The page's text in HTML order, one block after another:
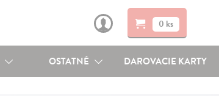
0 ks
OSTATNÉ DAROVACIE KARTY